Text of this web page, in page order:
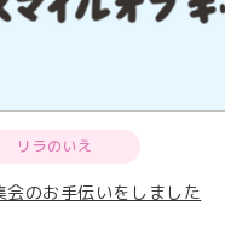
リラのいえ
のお手伝いをしました